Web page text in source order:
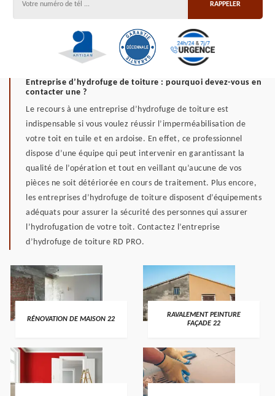
Entreprise d’hydrofuge de toiture : pourquoi devez-vous en
contacter une ?
Le recours à une entreprise d’hydrofuge de toiture est
indispensable si vous voulez réussir l’imperméabilisation de
votre toit en tuile et en ardoise. En effet, ce professionnel
dispose d’une équipe qui peut intervenir en garantissant la
qualité de l’opération et tout en veillant qu’aucune de vos
pièces ne soit détériorée en cours de traitement. Plus encore,
les entreprises d’hydrofuge de toiture disposent d’équipements
adéquats pour assurer la sécurité des personnes qui assurer
l’hydrofugation de votre toit. Contactez l’entreprise
d’hydrofuge de toiture RD PRO.
RÉNOVATION DE MAISON 22
RAVALEMENT PEINTURE
FAÇADE 22